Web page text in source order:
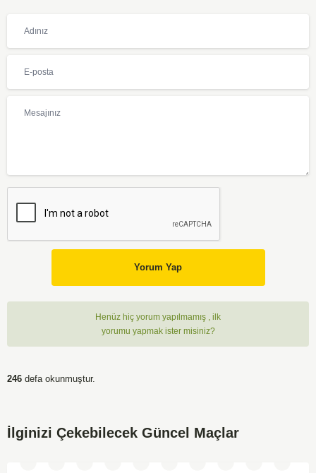
Yorum Yap
Henüz hiç yorum yapılmamış , ilk
yorumu yapmak ister misiniz?
246 defa okunmuştur.
İlginizi Çekebilecek Güncel Maçlar